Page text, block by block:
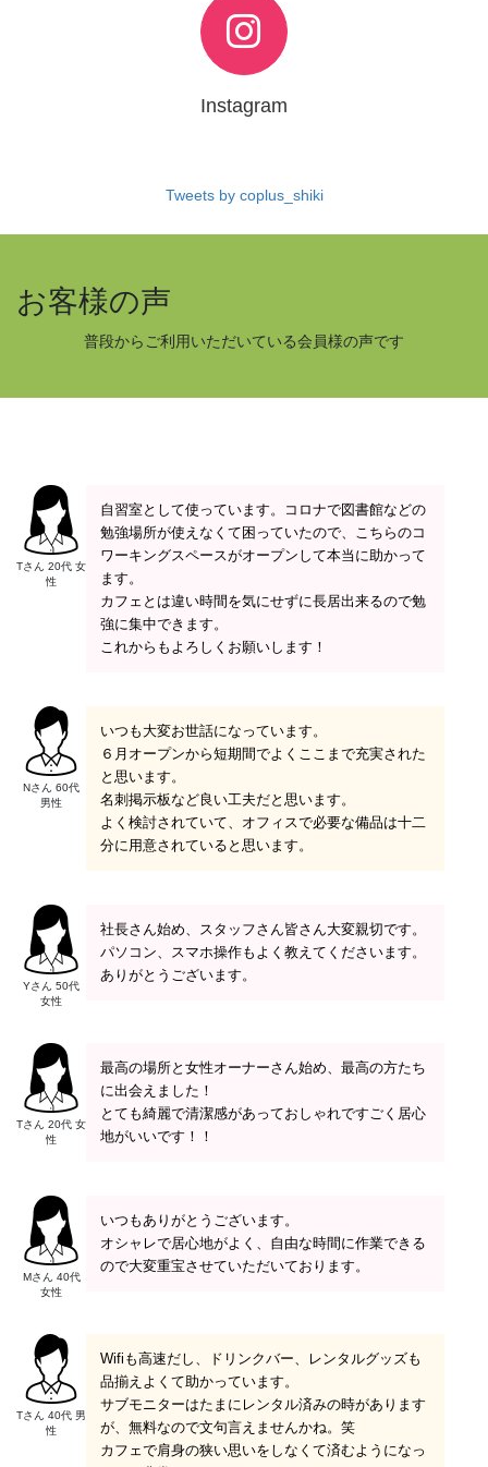
Instagram
Tweets by coplus_shiki
お客様の声
普段からご利用いただいている会員様の声です
Tさん 20代 女
性
自習室として使っています。コロナで図書館などの
勉強場所が使えなくて困っていたので、こちらのコ
ワーキングスペースがオープンして本当に助かって
ます。
カフェとは違い時間を気にせずに長居出来るので勉
強に集中できます。
これからもよろしくお願いします！
Nさん 60代
男性
いつも大変お世話になっています。
６月オープンから短期間でよくここまで充実された
と思います。
名刺掲示板など良い工夫だと思います。
よく検討されていて、オフィスで必要な備品は十二
分に用意されていると思います。
Yさん 50代
女性
社長さん始め、スタッフさん皆さん大変親切です。
パソコン、スマホ操作もよく教えてくださいます。
ありがとうございます。
Tさん 20代 女
性
最高の場所と女性オーナーさん始め、最高の方たち
に出会えました！
とても綺麗で清潔感があっておしゃれですごく居心
地がいいです！！
Mさん 40代
女性
いつもありがとうございます。
オシャレで居心地がよく、自由な時間に作業できる
ので大変重宝させていただいております。
Tさん 40代 男
性
Wifiも高速だし、ドリンクバー、レンタルグッズも
品揃えよくて助かっています。
サブモニターはたまにレンタル済みの時があります
が、無料なので文句言えませんかね。笑
カフェで肩身の狭い思いをしなくて済むようになっ